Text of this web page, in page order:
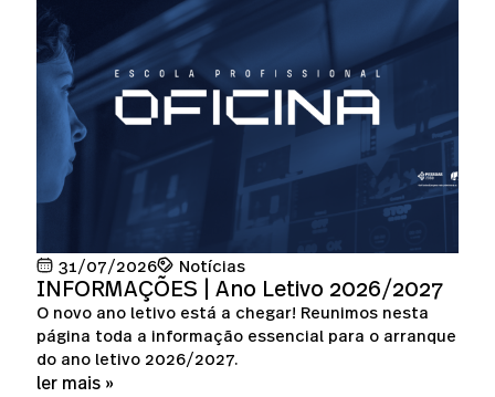
31/07/2026 Notícias
INFORMAÇÕES | Ano Letivo 2026/2027
O novo ano letivo está a chegar! Reunimos nesta
página toda a informação essencial para o arranque
do ano letivo 2026/2027.
ler mais »